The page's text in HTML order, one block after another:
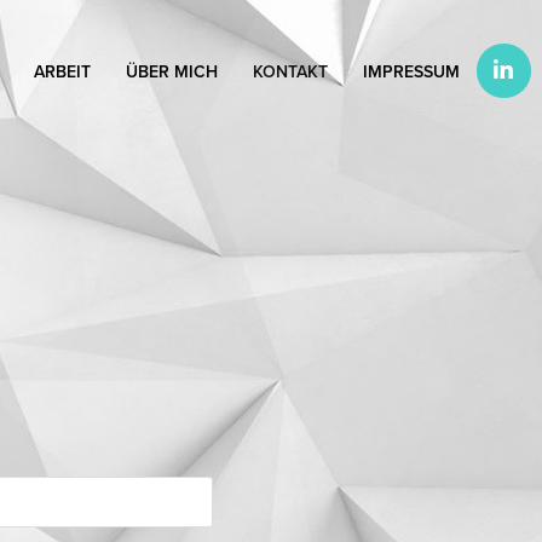
ARBEIT ÜBER MICH KONTAKT IMPRESSUM